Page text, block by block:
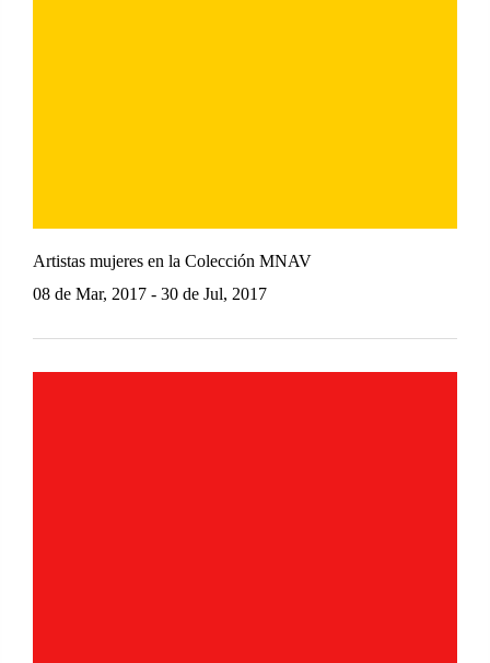
Artistas mujeres en la Colección MNAV
08 de Mar, 2017 - 30 de Jul, 2017